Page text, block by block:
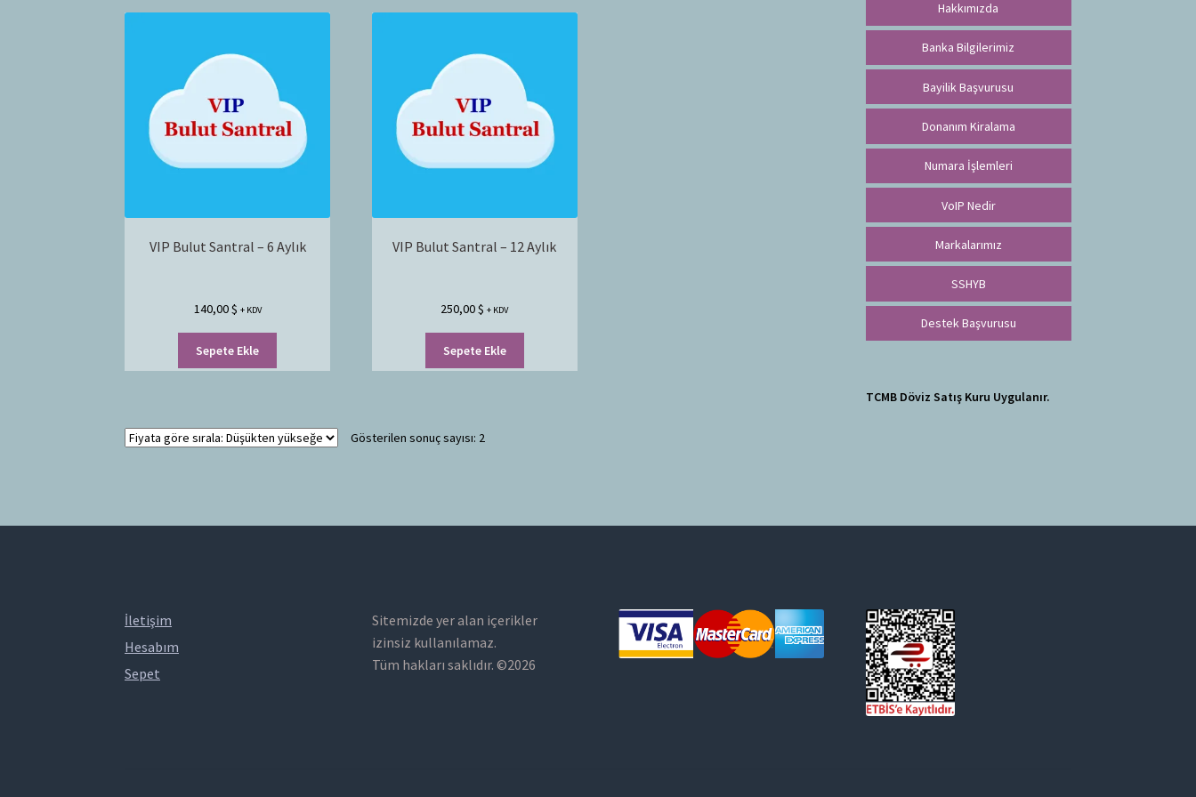
VIP Bulut Santral – 6 Aylık
140,00$ + KDV
Sepete Ekle
VIP Bulut Santral – 12 Aylık
250,00$ + KDV
Sepete Ekle
Gösterilen sonuç sayısı: 2
Hakkımızda
Banka Bilgilerimiz
Bayilik Başvurusu
Donanım Kiralama
Numara İşlemleri
VoIP Nedir
Markalarımız
SSHYB
Destek Başvurusu
TCMB Döviz Satış Kuru Uygulanır.
İletişim
Hesabım
Sepet
Sitemizde yer alan içerikler
izinsiz kullanılamaz.
Tüm hakları saklıdır. ©2026